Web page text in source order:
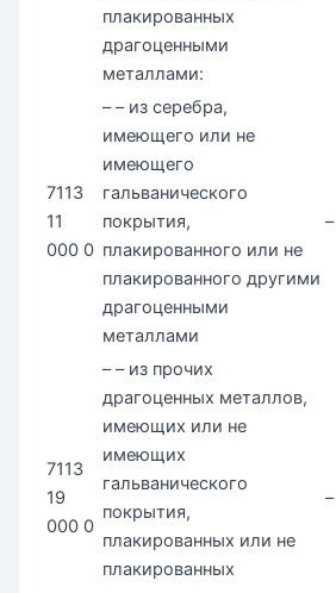
плакированных
драгоценными
металлами:
7113
11
000 0
– – из серебра,
имеющего или не
имеющего
гальванического
покрытия,
плакированного или не
плакированного другими
драгоценными
металлами
–
7113
19
000 0
– – из прочих
драгоценных металлов,
имеющих или не
имеющих
гальванического
покрытия,
плакированных или не
плакированных
–